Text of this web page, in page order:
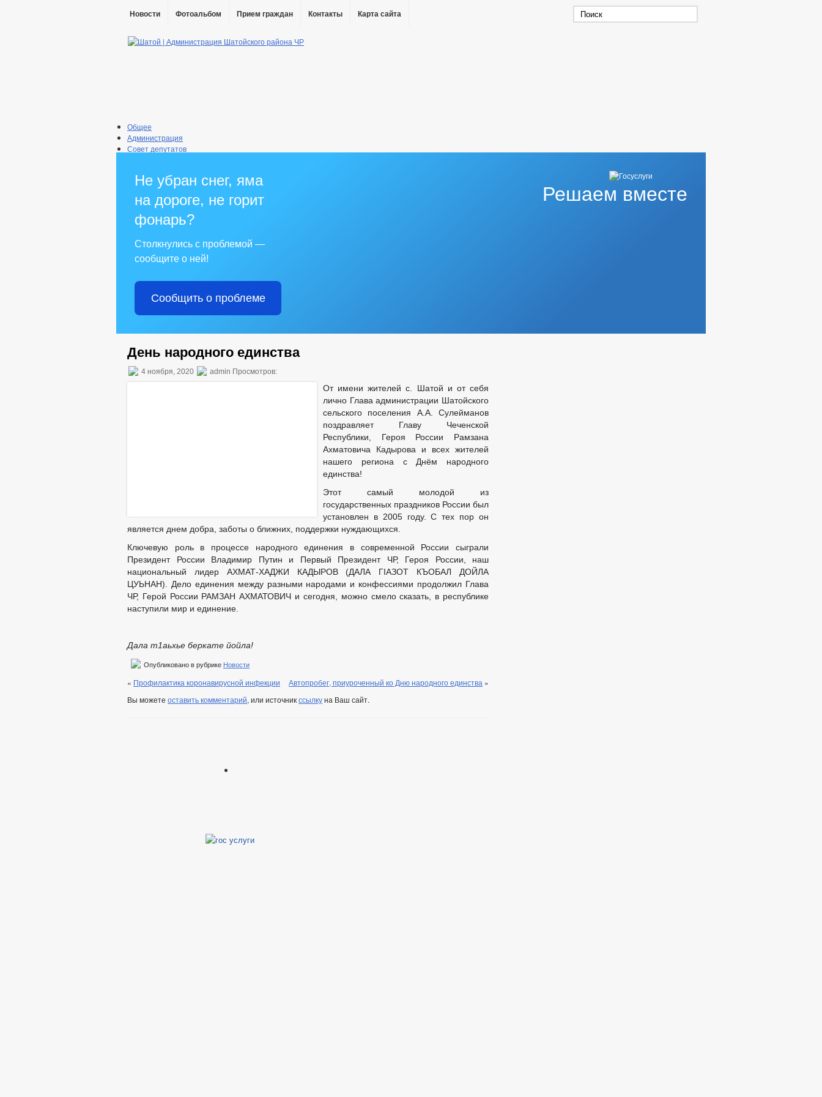
Новости Фотоальбом Прием граждан Контакты Карта сайта
Общее
Администрация
Совет депутатов
Бюджет
Прием граждан
Решаем вместе
Не убран снег, яма
на дороге, не горит
фонарь?
Столкнулись с проблемой —
сообщите о ней!
Сообщить о проблеме
День народного единства
4 ноября, 2020 admin Просмотров:
От имени жителей с. Шатой и от себя
лично Глава администрации Шатойского
сельского поселения А.А. Сулейманов
поздравляет Главу Чеченской
Республики, Героя России Рамзана
Ахматовича Кадырова и всех жителей
нашего региона с Днём народного
единства!
Этот самый молодой из
государственных праздников России был
установлен в 2005 году. С тех пор он
является днем добра, заботы о ближних, поддержки нуждающихся.
Ключевую роль в процессе народного единения в современной России сыграли
Президент России Владимир Путин и Первый Президент ЧР, Героя России, наш
национальный лидер АХМАТ-ХАДЖИ КАДЫРОВ (ДАЛА ГIАЗОТ КЪОБАЛ ДОЙЛА
ЦУЬНАН). Дело единения между разными народами и конфессиями продолжил Глава
ЧР, Герой России РАМЗАН АХМАТОВИЧ и сегодня, можно смело сказать, в республике
наступили мир и единение.
Дала т1аьхье беркате йойла!
Опубликовано в рубрике Новости
« Профилактика коронавирусной инфекции Автопробег, приуроченный ко Дню народного единства »
Вы можете оставить комментарий, или источникссылкуна Ваш сайт.